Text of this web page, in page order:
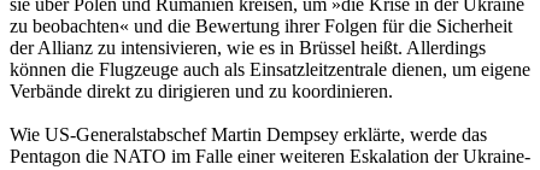
zu beobachten« und die Bewertung ihrer Folgen für die Sicherheit
der Allianz zu intensivieren, wie es in Brüssel heißt. Allerdings
können die Flugzeuge auch als Einsatzleitzentrale dienen, um eigene
Verbände direkt zu dirigieren und zu koordinieren.
Wie US-Generalstabschef Martin Dempsey erklärte, werde das
Pentagon die NATO im Falle einer weiteren Eskalation der Ukraine-